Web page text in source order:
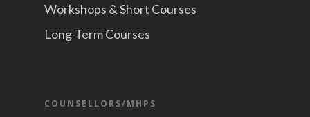
Workshops & Short Courses
Long-Term Courses
COUNSELLORS/MHPS